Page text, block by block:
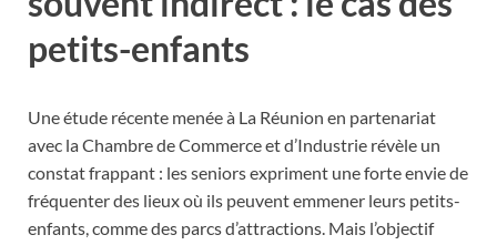
petits-enfants
Une étude récente menée à La Réunion en partenariat
avec la Chambre de Commerce et d’Industrie révèle un
constat frappant : les seniors expriment une forte envie de
fréquenter des lieux où ils peuvent emmener leurs petits-
enfants, comme des parcs d’attractions. Mais l’objectif